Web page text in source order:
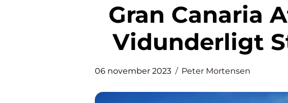
Gran Canaria Afbudsrejse: Et
Vidunderligt
06 november 2023 Peter Mortensen